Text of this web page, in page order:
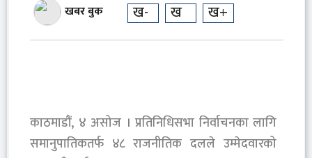
खबर बुक ख- ख ख+
काठमाडौं, ४ असोज । प्रतिनिधिसभा निर्वाचनका लागि
समानुपातिकतर्फ ४८ राजनीतिक दलले उम्मेदवारको